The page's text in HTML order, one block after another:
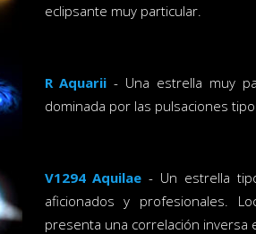
eclipsante muy particular.
R Aquarii - Una estrella muy
dominada por las pulsaciones
V1294 Aquilae - Un estrella
aficionados y profesionales.
presenta una correlación inversa